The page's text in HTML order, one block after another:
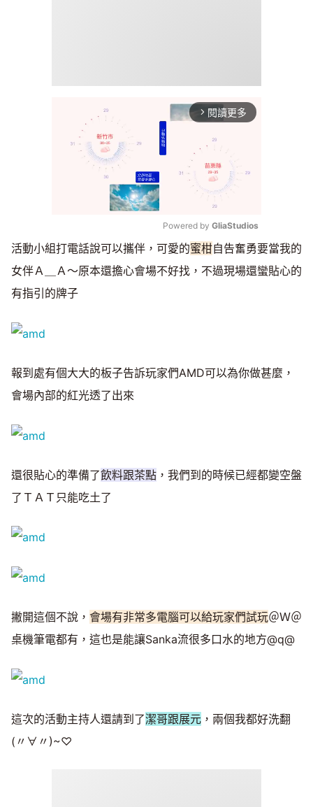
arrow_forward_ios 閱讀更多
Mute
Powered by GliaStudios
活動小組打電話說可以攜伴，可愛的蜜柑自告奮勇要當我的
女伴Ａ＿Ａ～原本還擔心會場不好找，不過現場還蠻貼心的
有指引的牌子
報到處有個大大的板子告訴玩家們AMD可以為你做甚麼，
會場內部的紅光透了出來
還很貼心的準備了飲料跟茶點 ，我們到的時候已經都變空盤
了ＴＡＴ只能吃土了
撇開這個不說， 會場有非常多電腦可以給玩家們試玩＠Ｗ＠
桌機筆電都有，這也是能讓Sanka流很多口水的地方@q@
這次的活動主持人還請到了潔哥跟展元 ，兩個我都好洗翻
(〃∀〃)~♡